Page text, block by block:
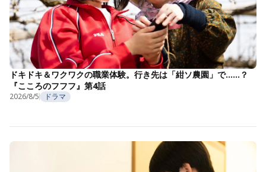
ドキドキ＆ワクワクの職業体験。行き先は「紺ソ農園」で……？
『こころのフフフ』第4話
2026/8/5 ドラマ